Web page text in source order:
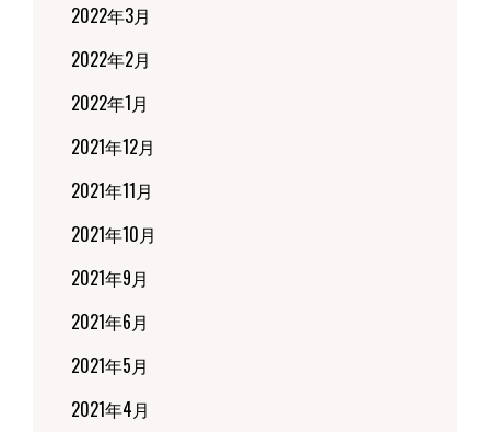
2022年3月
2022年2月
2022年1月
2021年12月
2021年11月
2021年10月
2021年9月
2021年6月
2021年5月
2021年4月